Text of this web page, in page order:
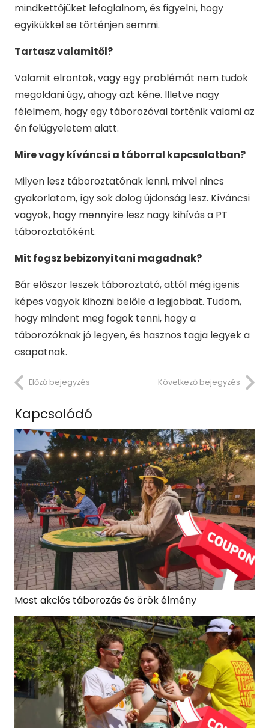
mindkettőjüket lefoglalnom, és figyelni, hogy
egyikükkel se történjen semmi.
Tartasz valamitől?
Valamit elrontok, vagy egy problémát nem tudok
megoldani úgy, ahogy azt kéne. Illetve nagy
félelmem, hogy egy táborozóval történik valami az
én felügyeletem alatt.
Mire vagy kíváncsi a táborral kapcsolatban?
Milyen lesz táboroztatónak lenni, mivel nincs
gyakorlatom, így sok dolog újdonság lesz. Kíváncsi
vagyok, hogy mennyire lesz nagy kihívás a PT
táboroztatóként.
Mit fogsz bebizonyítani magadnak?
Bár először leszek táboroztató, attól még igenis
képes vagyok kihozni belőle a legjobbat. Tudom,
hogy mindent meg fogok tenni, hogy a
táborozóknak jó legyen, és hasznos tagja legyek a
csapatnak.
Előző bejegyzés Következő bejegyzés
Kapcsolódó
Most akciós táborozás és örök élmény